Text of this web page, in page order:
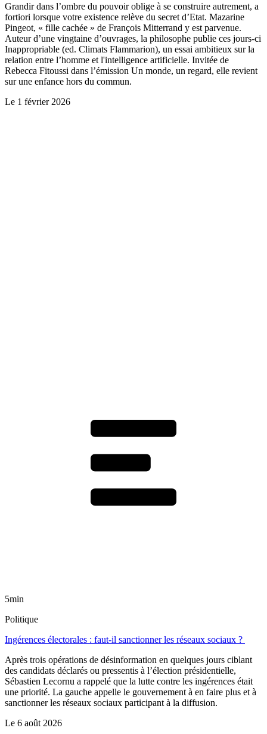
Grandir dans l’ombre du pouvoir oblige à se construire autrement, a
fortiori lorsque votre existence relève du secret d’Etat. Mazarine
Pingeot, « fille cachée » de François Mitterrand y est parvenue.
Auteur d’une vingtaine d’ouvrages, la philosophe publie ces jours-ci
Inappropriable (ed. Climats Flammarion), un essai ambitieux sur la
relation entre l’homme et l'intelligence artificielle. Invitée de
Rebecca Fitoussi dans l’émission Un monde, un regard, elle revient
sur une enfance hors du commun.
Le 1 février 2026
5min
Politique
Ingérences électorales : faut-il sanctionner les réseaux sociaux ?
Après trois opérations de désinformation en quelques jours ciblant
des candidats déclarés ou pressentis à l’élection présidentielle,
Sébastien Lecornu a rappelé que la lutte contre les ingérences était
une priorité. La gauche appelle le gouvernement à en faire plus et à
sanctionner les réseaux sociaux participant à la diffusion.
Le 6 août 2026